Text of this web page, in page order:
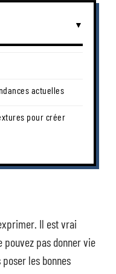
actuelles
pour créer
Il est vrai
pouvez pas donner vie
les bonnes